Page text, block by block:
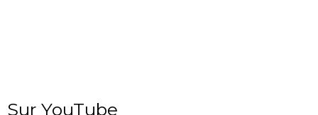
Sur YouTube